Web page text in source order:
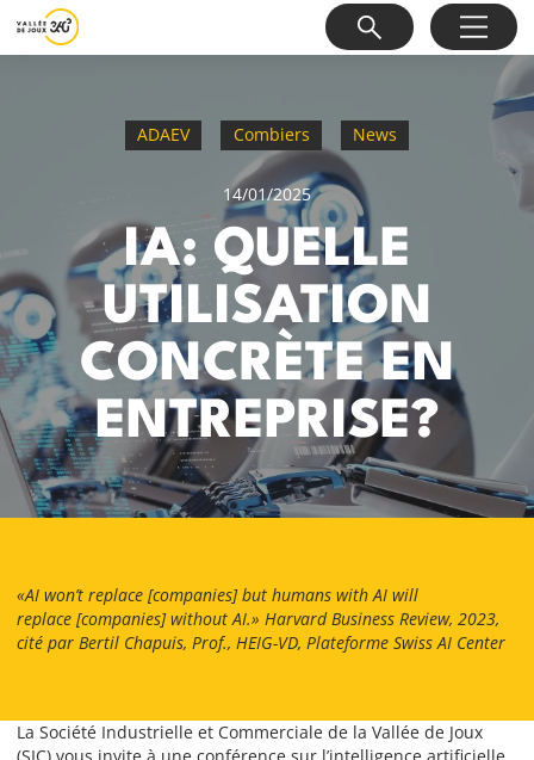
ADAEV Combiers News
14/01/2025
IA: QUELLE
UTILISATION
CONCRÈTE EN
ENTREPRISE?
«AI won’t replace [companies] but humans with AI will
replace [companies] without AI.» Harvard Business Review, 2023,
cité par Bertil Chapuis, Prof., HEIG-VD, Plateforme Swiss AI Center
La Société Industrielle et Commerciale de la Vallée de Joux